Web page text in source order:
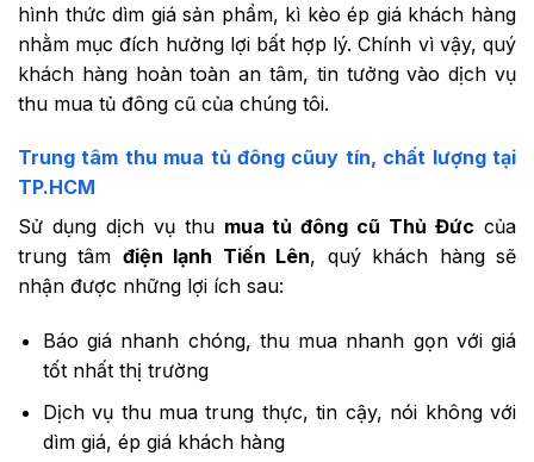
hình thức dìm giá sản phẩm, kì kèo ép giá khách hàng
nhằm mục đích hưởng lợi bất hợp lý. Chính vì vậy, quý
khách hàng hoàn toàn an tâm, tin tưởng vào dịch vụ
thu mua tủ đông cũ của chúng tôi.
Trung tâm thu mua tủ đông cũuy tín, chất lượng tại
TP.HCM
Sử dụng dịch vụ thu mua tủ đông cũ Thủ Đức của
trung tâm điện lạnh Tiến Lên, quý khách hàng sẽ
nhận được những lợi ích sau:
Báo giá nhanh chóng, thu mua nhanh gọn với giá
tốt nhất thị trường
Dịch vụ thu mua trung thực, tin cậy, nói không với
dìm giá, ép giá khách hàng